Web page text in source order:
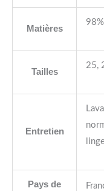
Matières
Tailles
25,
Entretien
Pays de